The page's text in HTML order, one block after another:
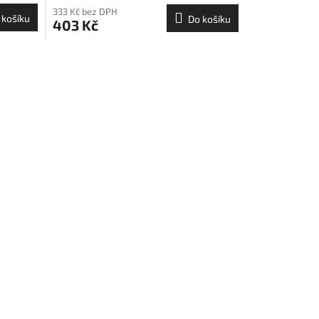
košíku
333 Kč bez DPH
403 Kč Do košíku